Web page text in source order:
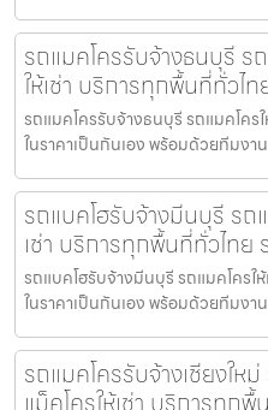
รถแมคโครรับจ้างธนบุรี ร
ให้เช่า บริการทุกพื้นที่ทั่วไ
รถแมคโครรับจ้างธนบุรี รถแมคโคร
ในราคาเป็นกันเอง พร้อมด้วยทีมง
รถแบคโฮรับจ้างมีนบุรี รถ
เช่า บริการทุกพื้นที่ทั่วไทย
รถแบคโฮรับจ้างมีนบุรี รถแมคโครใ
ในราคาเป็นกันเอง พร้อมด้วยทีมง
รถแมคโครรับจ้างเชียงให